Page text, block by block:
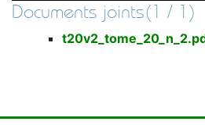
Documents joints(1 / 1)